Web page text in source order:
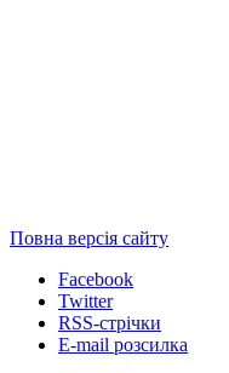
Повна версія сайту
Facebook
Twitter
RSS-стрічки
E-mail розсилка